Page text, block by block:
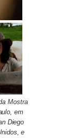
Mostra
em
Diego
e